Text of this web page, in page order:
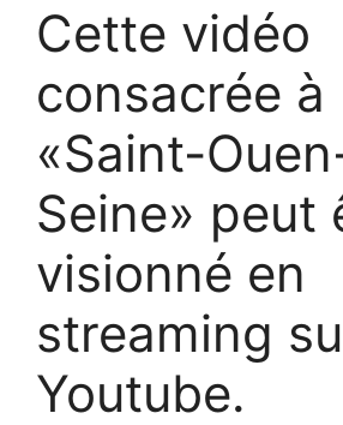
Cette vidéo
consacrée à
«Saint-
Seine» peut
visionné en
streaming
Youtube.